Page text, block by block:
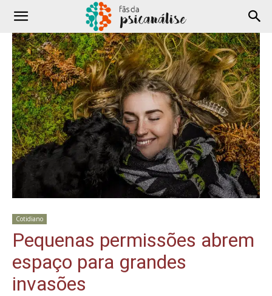
Cotidiano
Pequenas permissões abrem
espaço para grandes
invasões